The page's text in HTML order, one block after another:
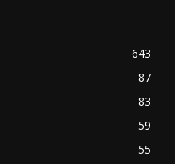
643
87
83
59
55